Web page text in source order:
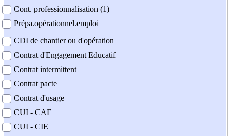
Cont. professionnalisation (1)
Prépa.opérationnel.emploi
CDI de chantier ou d'opération
Contrat d'Engagement Educatif
Contrat intermittent
Contrat pacte
Contrat d'usage
CUI - CAE
CUI - CIE